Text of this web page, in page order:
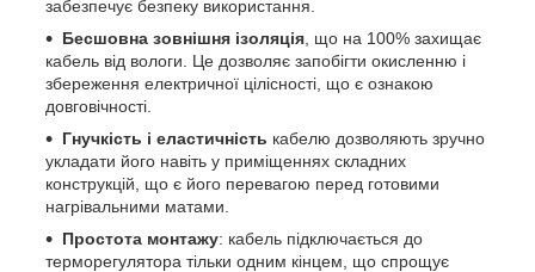
забезпечує безпеку використання.
Бесшовна зовнішня ізоляція , що на 100% захищає
кабель від вологи. Це дозволяє запобігти окисленню і
збереження електричної цілісності, що є ознакою
довговічності.
Гнучкість і еластичність кабелю дозволяють зручно
укладати його навіть у приміщеннях складних
конструкцій, що є його перевагою перед готовими
нагрівальними матами.
Простота монтажу: кабель підключається до
терморегулятора тільки одним кінцем, що спрощує